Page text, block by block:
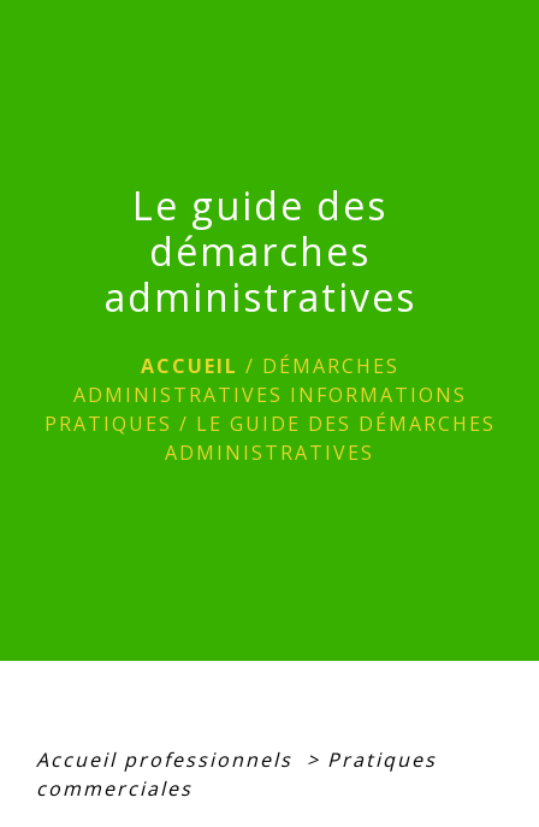
Le guide des
démarches
administratives
ACCUEIL / DÉMARCHES
ADMINISTRATIVES INFORMATIONS
PRATIQUES / LE GUIDE DES DÉMARCHES
ADMINISTRATIVES
Accueil professionnels > Pratiques
commerciales